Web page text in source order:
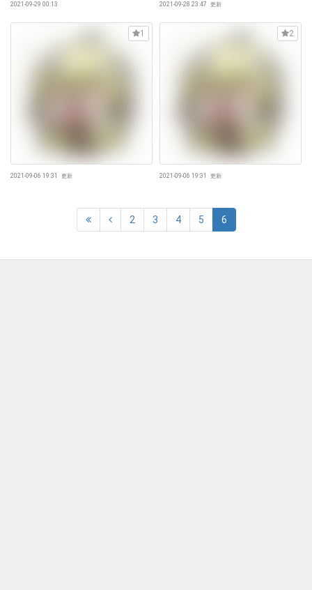
2021-09-29 00:13 2021-09-28 23:47 更新
2021-09-06 19:31 更新
1
2021-09-06 19:31 更新
2
2 3 4 5 6